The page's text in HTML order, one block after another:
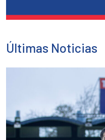
Últimas Noticias